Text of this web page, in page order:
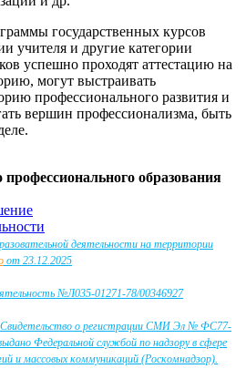
государственных курсов
учителя и другие категории
успешно проходят аттестацию на
могут выстраивать
профессионального развития и
вершин профессионализма, быть
образования
деятельности на территории
от 23.12.2025
№Л035-01271-78/00346927
о регистрации СМИ Эл № ФС77-
Федеральной службой по надзору в сфере
и массовых коммуникаций (Роскомнадзор).